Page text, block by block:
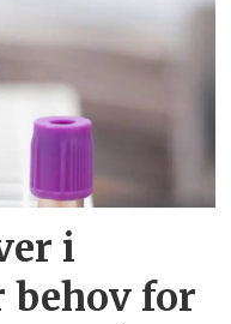
i
behov for